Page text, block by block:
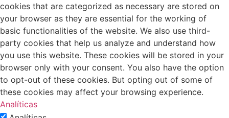
cookies that are categorized as necessary are stored on
your browser as they are essential for the working of
basic functionalities of the website. We also use third-
party cookies that help us analyze and understand how
you use this website. These cookies will be stored in your
browser only with your consent. You also have the option
to opt-out of these cookies. But opting out of some of
these cookies may affect your browsing experience.
Analíticas